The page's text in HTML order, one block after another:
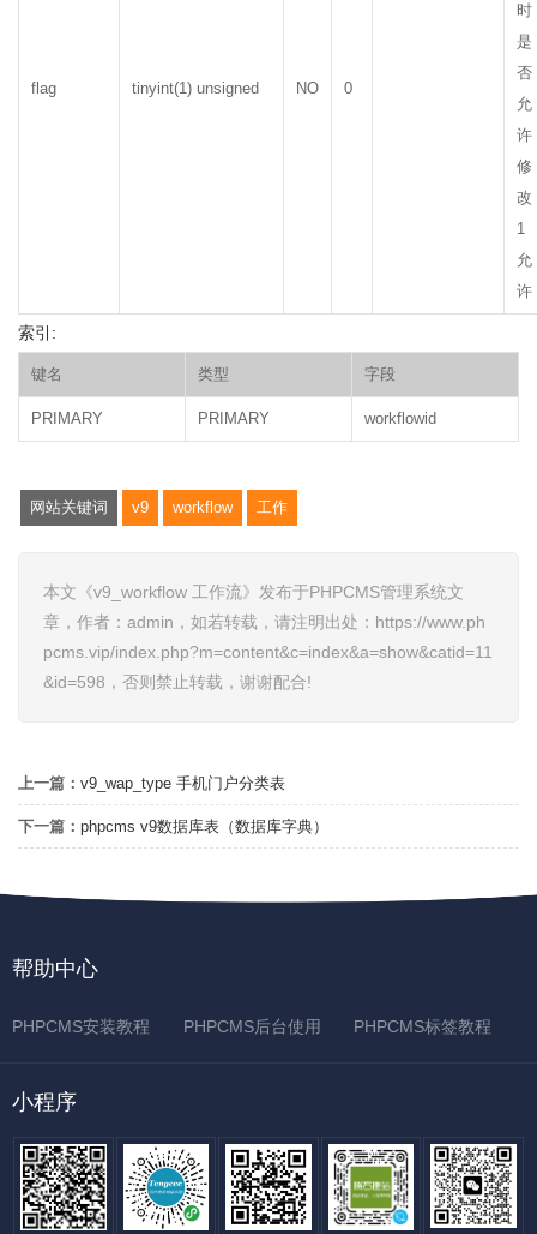
flag tinyint(1) unsigned NO 0
时
是
否
允
许
修
改
1
允
许
索引:
键名 类型 字段
PRIMARY PRIMARY workflowid
网站关键词 v9 workflow 工作
本文《v9_workflow 工作流》发布于PHPCMS管理系统文
章，作者：admin，如若转载，请注明出处：https://www.ph
pcms.vip/index.php?m=content&c=index&a=show&catid=11
&id=598，否则禁止转载，谢谢配合!
上一篇： v9_wap_type 手机门户分类表
下一篇： phpcms v9数据库表（数据库字典）
帮助中心
PHPCMS安装教程 PHPCMS后台使用 PHPCMS标签教程
小程序